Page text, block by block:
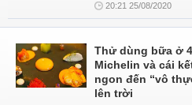
20:21 25/08/2020
Thử dùng bữa ở
Michelin và cái
ngon đến “vô
lên trời